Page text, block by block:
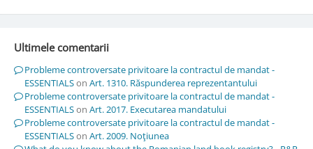
Ultimele comentarii
Probleme controversate privitoare la contractul de mandat -
ESSENTIALSon Art. 1310. Răspunderea reprezentantului
Probleme controversate privitoare la contractul de mandat -
ESSENTIALSon Art. 2017. Executarea mandatului
Probleme controversate privitoare la contractul de mandat -
ESSENTIALSon Art. 2009. Noţiunea